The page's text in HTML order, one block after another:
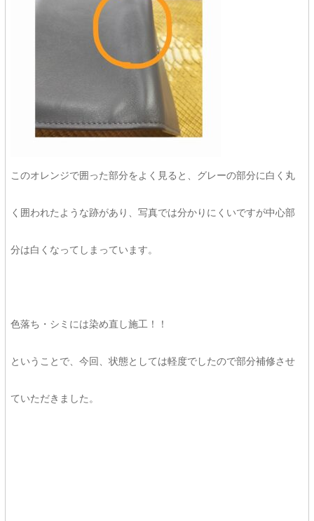
このオレンジで囲った部分をよく見ると、グレーの部分に白く丸
く囲われたような跡があり、写真では分かりにくいですが中心部
分は白くなってしまっています。
色落ち・シミには染め直し施工！！
ということで、今回、状態としては軽度でしたので部分補修させ
ていただきました。